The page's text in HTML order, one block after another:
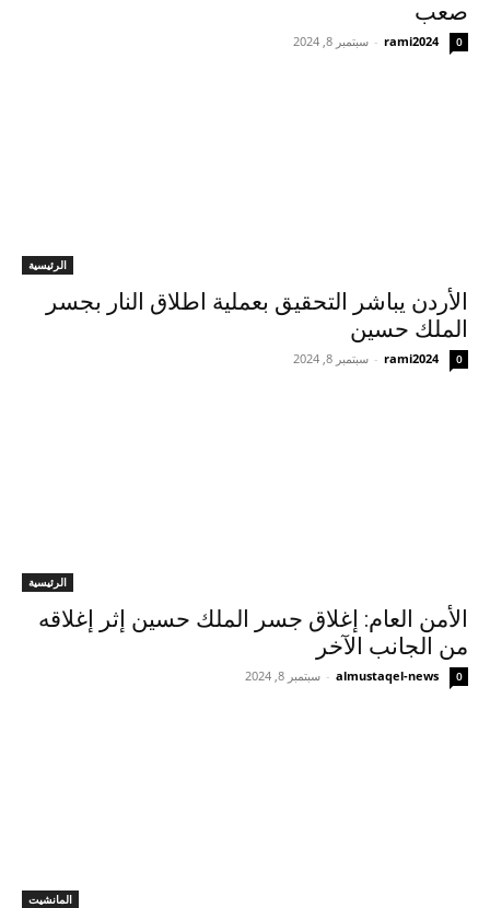
صعب
rami2024
- سبتمبر 8, 2024 0
الرئيسية
الأردن يباشر التحقيق بعملية اطلاق النار بجسر
الملك حسين
rami2024
- سبتمبر 8, 2024 0
الرئيسية
الأمن العام: إغلاق جسر الملك حسين إثر إغلاقه
من الجانب الآخر
almustaqel-news
- سبتمبر 8, 2024 0
المانشيت